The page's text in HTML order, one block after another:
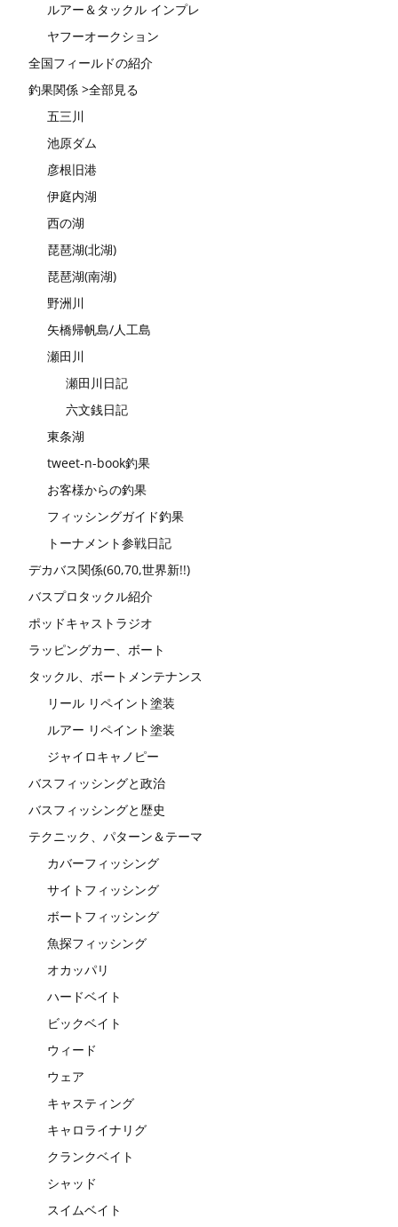
ルアー＆タックル インプレ
ヤフーオークション
全国フィールドの紹介
釣果関係 >全部見る
五三川
池原ダム
彦根旧港
伊庭内湖
西の湖
琵琶湖(北湖)
琵琶湖(南湖)
野洲川
矢橋帰帆島/人工島
瀬田川
瀬田川日記
六文銭日記
東条湖
tweet-n-book釣果
お客様からの釣果
フィッシングガイド釣果
トーナメント参戦日記
デカバス関係(60,70,世界新!!)
バスプロタックル紹介
ポッドキャストラジオ
ラッピングカー、ボート
タックル、ボートメンテナンス
リール リペイント塗装
ルアー リペイント塗装
ジャイロキャノピー
バスフィッシングと政治
バスフィッシングと歴史
テクニック、パターン＆テーマ
カバーフィッシング
サイトフィッシング
ボートフィッシング
魚探フィッシング
オカッパリ
ハードベイト
ビックベイト
ウィード
ウェア
キャスティング
キャロライナリグ
クランクベイト
シャッド
スイムベイト